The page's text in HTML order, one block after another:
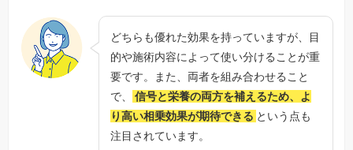
どちらも優れた効果を持っていますが、目
的や施術内容によって使い分けることが重
要です。また、両者を組み合わせること
で、
信号と栄養の両方を補えるため、よ
り高い相乗効果が期待できる という点も
注目されています。